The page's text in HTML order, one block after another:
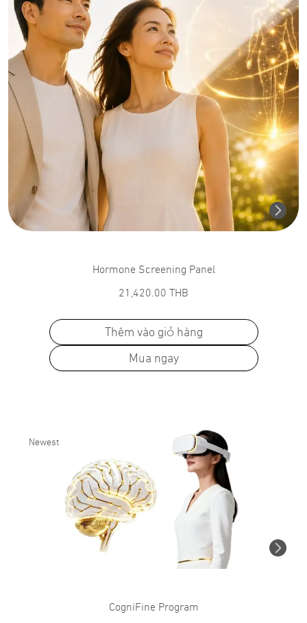
Hormone Screening Panel
21,420.00 THB
Thêm vào giỏ hàng
Mua ngay
Newest
CogniFine Program